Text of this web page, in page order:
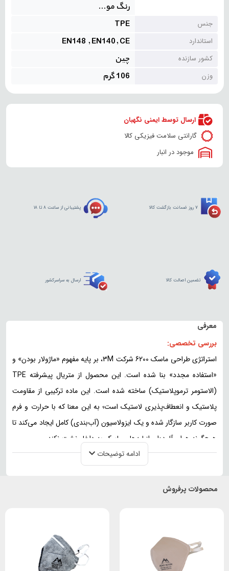
رنگ مو...
جنس TPE
استاندارد EN148 , EN140, CE
کشور سازنده چین
وزن 106 گرم
ارسال توسط ایمنی نگهبان
گارانتی سلامت فیزیکی کالا
موجود در انبار
7 روز ضمانت بازگشت کالا پشتیبانی از ساعت 8 تا 18
تضمین اصالت کالا ارسال به سراسرکشور
معرفی
بررسی تخصصی:
استراتژی طراحی ماسک 6200 شرکت 3M، بر پایه مفهوم «ماژولار بودن» و
«استفاده مجدد» بنا شده است. این محصول از متریال پیشرفته TPE
(الاستومر ترموپلاستیک) ساخته شده است. این ماده ترکیبی از مقاومت
پلاستیک و انعطاف‌پذیری لاستیک است؛ به این معنا که با حرارت و فرم
صورت کاربر سازگار شده و یک ایزولاسیون (آب‌بندی) کامل ایجاد می‌کند تا
هیچ‌گونه هوای آلوده‌ای از لبه‌های ماسک به داخل نشت نکند.
سیستم تسمه‌های کشی این ماسک با قابلیت تنظیم چهارنقطه‌ای، وزن را
متریال نرم TPE، باعث می‌شود کاربر بتواند بدون احساس فشار روی
مهم‌ترین نکته‌ای که باید پیش از خرید به آن توجه کنید این است که این
ماسک به عنوان یک «پایه نگهدارنده» (بدون فیلتر) به فروش می‌رسد.
مشخصات فنی و استانداردهای این پایه عبارتند از:
ادامه توضیحات
محصولات پرفروش